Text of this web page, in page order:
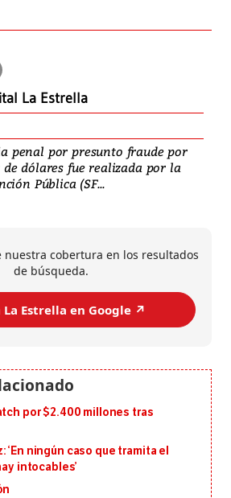
La Estrella
penal por presunto fraude por
de dólares fue realizada por la
Pública (SF...
nuestra cobertura en los resultados
de búsqueda.
La Estrella en Google ↗️
por $2.400 millones tras
‘En ningún caso que tramita el
intocables’